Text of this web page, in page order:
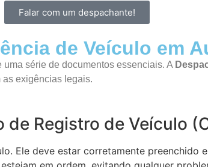
Falar com um despachante!
de Veículo em
uma série de documentos essenciais. A
exigências legais.
Registro de Veículo
Ele deve estar corretamente